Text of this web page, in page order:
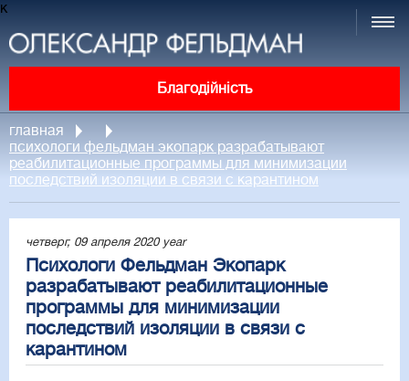
к
Благодійність
главная
психологи фельдман экопарк разрабатывают
реабилитационные программы для минимизации
последствий изоляции в связи с карантином
четверг, 09 апреля 2020 year
Психологи Фельдман Экопарк
разрабатывают реабилитационные
программы для минимизации
последствий изоляции в связи с
карантином